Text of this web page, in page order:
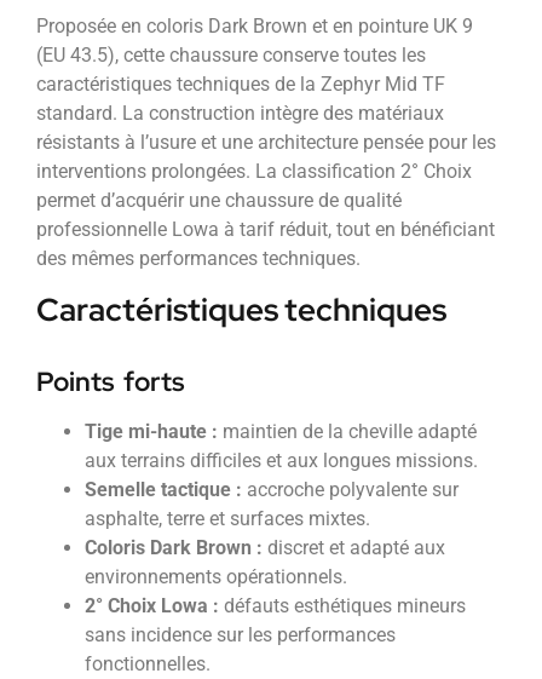
Proposée en coloris Dark Brown et en pointure UK 9
(EU 43.5), cette chaussure conserve toutes les
caractéristiques techniques de la Zephyr Mid TF
standard. La construction intègre des matériaux
résistants à l’usure et une architecture pensée pour les
interventions prolongées. La classification 2° Choix
permet d’acquérir une chaussure de qualité
professionnelle Lowa à tarif réduit, tout en bénéficiant
des mêmes performances techniques.
Caractéristiques techniques
Points forts
Tige mi-haute : maintien de la cheville adapté
aux terrains difficiles et aux longues missions.
Semelle tactique : accroche polyvalente sur
asphalte, terre et surfaces mixtes.
Coloris Dark Brown : discret et adapté aux
environnements opérationnels.
2° Choix Lowa : défauts esthétiques mineurs
sans incidence sur les performances
fonctionnelles.